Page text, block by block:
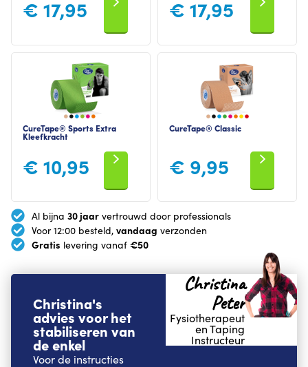
€ 17,95 € 17,95
CureTape® Sports Extra
Kleefkracht
€ 10,95
CureTape® Classic
€ 9,95
Al bijna 30 jaar vertrouwd door professionals
Voor 12:00 besteld, vandaag verzonden
Gratis levering vanaf €50
Christina's
advies voor het
stabiliseren van
de enkel
Voor de instructies
Christina
Peter
Fysiotherapeut
en Taping
Instructeur